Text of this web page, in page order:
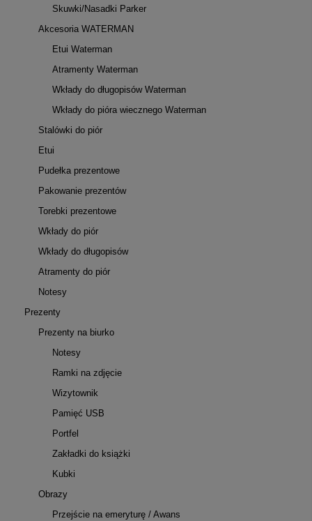
Skuwki/Nasadki Parker
Akcesoria WATERMAN
Etui Waterman
Atramenty Waterman
Wkłady do długopisów Waterman
Wkłady do pióra wiecznego Waterman
Stalówki do piór
Etui
Pudełka prezentowe
Pakowanie prezentów
Torebki prezentowe
Wkłady do piór
Wkłady do długopisów
Atramenty do piór
Notesy
Prezenty
Prezenty na biurko
Notesy
Ramki na zdjęcie
Wizytownik
Pamięć USB
Portfel
Zakładki do książki
Kubki
Obrazy
Przejście na emeryturę / Awans